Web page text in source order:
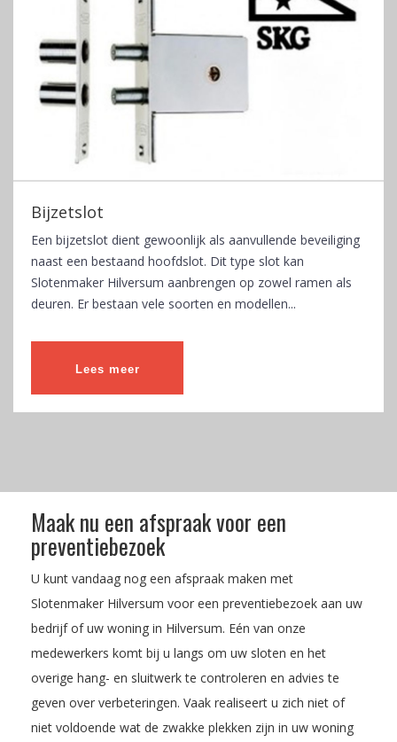
Bijzetslot
Een bijzetslot dient gewoonlijk als aanvullende beveiliging
naast een bestaand hoofdslot. Dit type slot kan
Slotenmaker Hilversum aanbrengen op zowel ramen als
deuren. Er bestaan vele soorten en modellen...
Lees meer
Maak nu een afspraak voor een
preventiebezoek
U kunt vandaag nog een afspraak maken met
Slotenmaker Hilversum voor een preventiebezoek aan uw
bedrijf of uw woning in Hilversum. Eén van onze
medewerkers komt bij u langs om uw sloten en het
overige hang- en sluitwerk te controleren en advies te
geven over verbeteringen. Vaak realiseert u zich niet of
niet voldoende wat de zwakke plekken zijn in uw woning